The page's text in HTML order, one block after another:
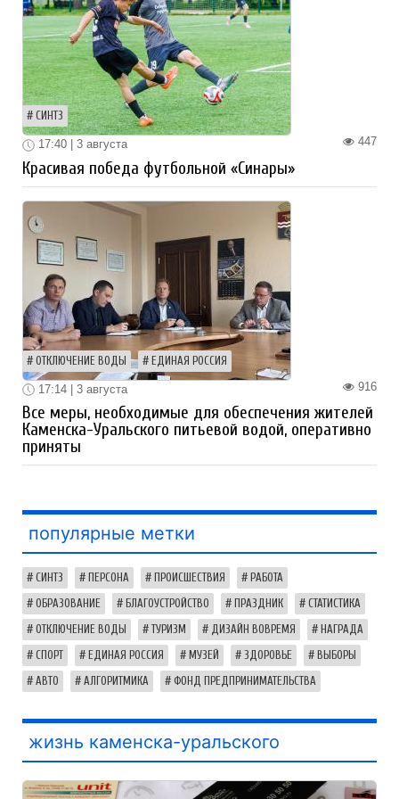
СИНТЗ
447
17:40 | 3 августа
Красивая победа футбольной «Синары»
ОТКЛЮЧЕНИЕ ВОДЫ ЕДИНАЯ РОССИЯ
916
17:14 | 3 августа
Все меры, необходимые для обеспечения жителей
Каменска-Уральского питьевой водой, оперативно
приняты
популярные метки
СИНТЗ ПЕРСОНА ПРОИСШЕСТВИЯ РАБОТА
ОБРАЗОВАНИЕ БЛАГОУСТРОЙСТВО ПРАЗДНИК СТАТИСТИКА
ОТКЛЮЧЕНИЕ ВОДЫ ТУРИЗМ ДИЗАЙН ВОВРЕМЯ НАГРАДА
СПОРТ ЕДИНАЯ РОССИЯ МУЗЕЙ ЗДОРОВЬЕ ВЫБОРЫ
АВТО АЛГОРИТМИКА ФОНД ПРЕДПРИНИМАТЕЛЬСТВА
жизнь каменска-уральского